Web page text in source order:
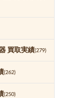
買取実績(279)
(262)
(250)